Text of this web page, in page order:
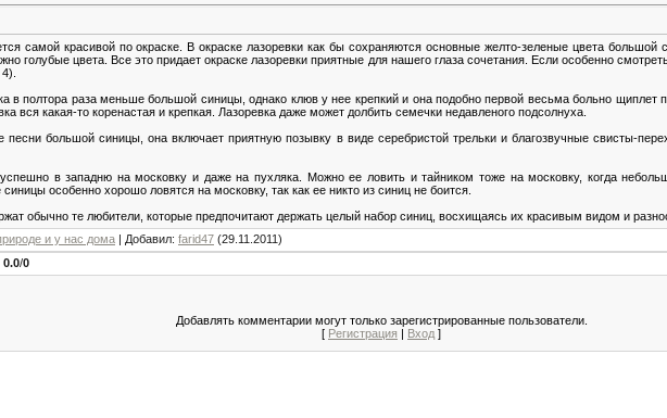
самой красивой по окраске. В окраске лазоревки как бы сохраняются основные желто-зеленые цвета
голубые цвета. Все это придает окраске лазоревки приятные для нашего глаза сочетания. Если особенно
в полтора раза меньше большой синицы, однако клюв у нее крепкий и она подобно первой весьма больно щиплет
вся какая-то коренастая и крепкая. Лазоревка даже может долбить семечки недавленого подсолнуха.
песни большой синицы, она включает приятную позывку в виде серебристой трельки и благозвучные свисты-
в западню на московку и даже на пухляка. Можно ее ловить и тайником тоже на московку, когда
особенно хорошо ловятся на московку, так как ее никто из синиц не боится.
обычно те любители, которые предпочитают держать целый набор синиц, восхищаясь их красивым видом и
и у нас дома | Добавил: farid47 (29.11.2011)
0.0/0
Добавлять комментарии могут только зарегистрированные пользователи.
[ Регистрация | Вход ]